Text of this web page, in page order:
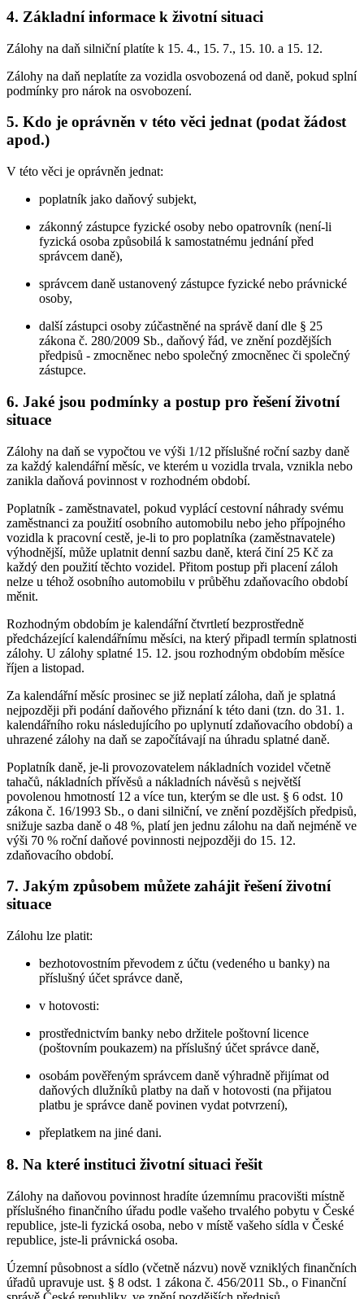
4. Základní informace k životní situaci
Zálohy na daň silniční platíte k 15. 4., 15. 7., 15. 10. a 15. 12.
Zálohy na daň neplatíte za vozidla osvobozená od daně, pokud splní
podmínky pro nárok na osvobození.
5. Kdo je oprávněn v této věci jednat (podat žádost
apod.)
V této věci je oprávněn jednat:
poplatník jako daňový subjekt,
zákonný zástupce fyzické osoby nebo opatrovník (není-li
fyzická osoba způsobilá k samostatnému jednání před
správcem daně),
správcem daně ustanovený zástupce fyzické nebo právnické
osoby,
další zástupci osoby zúčastněné na správě daní dle § 25
zákona č. 280/2009 Sb., daňový řád, ve znění pozdějších
předpisů - zmocněnec nebo společný zmocněnec či společný
zástupce.
6. Jaké jsou podmínky a postup pro řešení životní
situace
Zálohy na daň se vypočtou ve výši 1/12 příslušné roční sazby daně
za každý kalendářní měsíc, ve kterém u vozidla trvala, vznikla nebo
zanikla daňová povinnost v rozhodném období.
Poplatník - zaměstnavatel, pokud vyplácí cestovní náhrady svému
zaměstnanci za použití osobního automobilu nebo jeho přípojného
vozidla k pracovní cestě, je-li to pro poplatníka (zaměstnavatele)
výhodnější, může uplatnit denní sazbu daně, která činí 25 Kč za
každý den použití těchto vozidel. Přitom postup při placení záloh
nelze u téhož osobního automobilu v průběhu zdaňovacího období
měnit.
Rozhodným obdobím je kalendářní čtvrtletí bezprostředně
předcházející kalendářnímu měsíci, na který připadl termín splatnosti
zálohy. U zálohy splatné 15. 12. jsou rozhodným obdobím měsíce
říjen a listopad.
Za kalendářní měsíc prosinec se již neplatí záloha, daň je splatná
nejpozději při podání daňového přiznání k této dani (tzn. do 31. 1.
kalendářního roku následujícího po uplynutí zdaňovacího období) a
uhrazené zálohy na daň se započítávají na úhradu splatné daně.
Poplatník daně, je-li provozovatelem nákladních vozidel včetně
tahačů, nákladních přívěsů a nákladních návěsů s největší
povolenou hmotností 12 a více tun, kterým se dle ust. § 6 odst. 10
zákona č. 16/1993 Sb., o dani silniční, ve znění pozdějších předpisů,
snižuje sazba daně o 48 %, platí jen jednu zálohu na daň nejméně ve
výši 70 % roční daňové povinnosti nejpozději do 15. 12.
zdaňovacího období.
7. Jakým způsobem můžete zahájit řešení životní
situace
Zálohu lze platit:
bezhotovostním převodem z účtu (vedeného u banky) na
příslušný účet správce daně,
v hotovosti:
prostřednictvím banky nebo držitele poštovní licence
(poštovním poukazem) na příslušný účet správce daně,
osobám pověřeným správcem daně výhradně přijímat od
daňových dlužníků platby na daň v hotovosti (na přijatou
platbu je správce daně povinen vydat potvrzení),
přeplatkem na jiné dani.
8. Na které instituci životní situaci řešit
Zálohy na daňovou povinnost hradíte územnímu pracovišti místně
příslušného finančního úřadu podle vašeho trvalého pobytu v České
republice, jste-li fyzická osoba, nebo v místě vašeho sídla v České
republice, jste-li právnická osoba.
Územní působnost a sídlo (včetně názvu) nově vzniklých finančních
úřadů upravuje ust. § 8 odst. 1 zákona č. 456/2011 Sb., o Finanční